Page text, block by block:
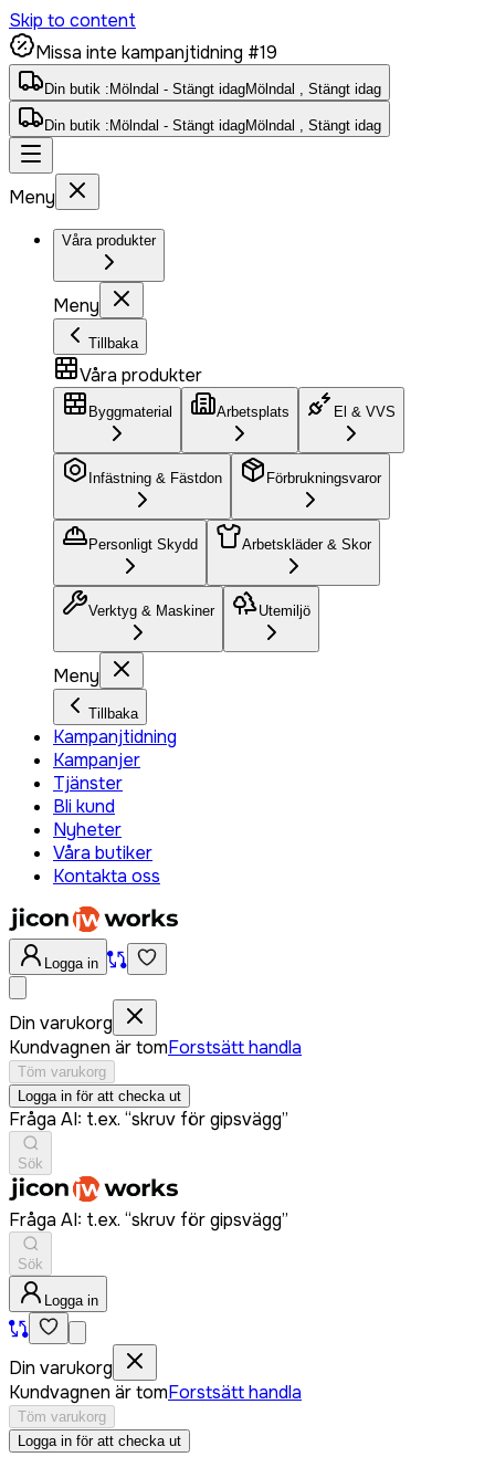
Skip to content
Missa inte kampanjtidning #19
Din butik : Mölndal - Stängt idagMölndal , Stängt idag
Din butik : Mölndal - Stängt idagMölndal , Stängt idag
Meny
Våra produkter
Meny
Tillbaka
Våra produkter
Byggmaterial Arbetsplats El & VVS
Infästning & Fästdon Förbrukningsvaror
Personligt Skydd Arbetskläder & Skor
Verktyg & Maskiner Utemiljö
Meny
Tillbaka
Kampanjtidning
Kampanjer
Tjänster
Bli kund
Nyheter
Våra butiker
Kontakta oss
Logga in
Din varukorg
Kundvagnen är tomForstsätt handla
Töm varukorg
Logga in för att checka ut
Fråga AI: t.ex. “skruv för gipsvägg”
Sök
Fråga AI: t.ex. “skruv för gipsvägg”
Sök
Logga in
Din varukorg
Kundvagnen är tomForstsätt handla
Töm varukorg
Logga in för att checka ut